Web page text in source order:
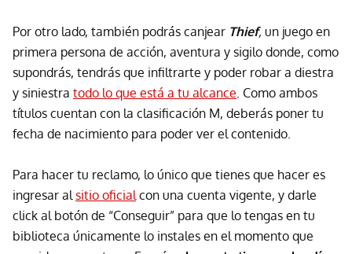
Por otro lado, también podrás canjear Thief, un juego en
primera persona de acción, aventura y sigilo donde, como
supondrás, tendrás que infiltrarte y poder robar a diestra
y siniestra todo lo que está a tu alcance. Como ambos
títulos cuentan con la clasificación M, deberás poner tu
fecha de nacimiento para poder ver el contenido.
Para hacer tu reclamo, lo único que tienes que hacer es
ingresar alsitio oficialcon una cuenta vigente, y darle
click al botón de “Conseguir” para que lo tengas en tu
biblioteca únicamente lo instales en el momento que